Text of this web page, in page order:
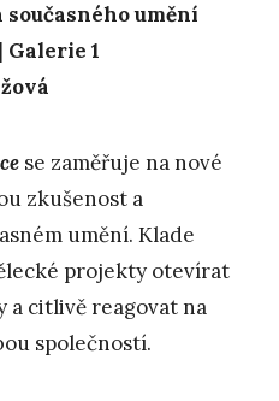
umění
| Galerie 1
se zaměřuje na nové
zkušenost a
umění. Klade
projekty otevírat
a citlivě reagovat na
společností.